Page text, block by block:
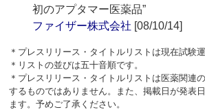
初のアプタマー医薬品”
ファイザー株式会社 [08/10/14]
＊プレスリリース・タイトルリストは現在試験運
＊リストの並びは五十音順です。
＊プレスリリース・タイトルリストは医薬関連
するものではありません。また、掲載日が発表
ます。予めご了承ください。